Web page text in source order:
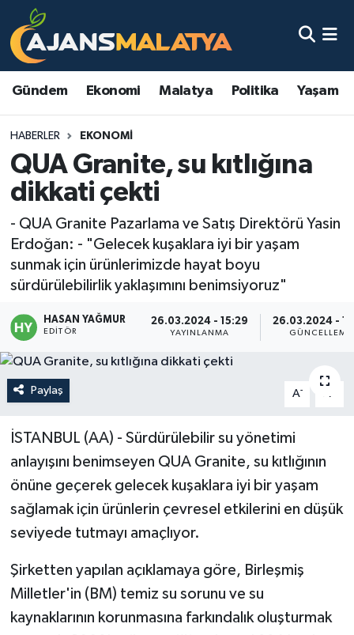
Gündem Ekonomi Malatya Politika Yaşam
HABERLER EKONOMI
QUA Granite, su kıtlığına
dikkati çekti
- QUA Granite Pazarlama ve Satış Direktörü Yasin
Erdoğan: - "Gelecek kuşaklara iyi bir yaşam
sunmak için ürünlerimizde hayat boyu
sürdürülebilirlik yaklaşımını benimsiyoruz"
HASAN YAĞMUR
EDITÖR
26.03.2024 - 15:29
YAYINLANMA
26.03.2024 -
GÜNCELLEME
Paylaş A- A
İSTANBUL (AA) - Sürdürülebilir su yönetimi
anlayışını benimseyen QUA Granite, su kıtlığının
önüne geçerek gelecek kuşaklara iyi bir yaşam
sağlamak için ürünlerin çevresel etkilerini en düşük
seviyede tutmayı amaçlıyor.
Şirketten yapılan açıklamaya göre, Birleşmiş
Milletler'in (BM) temiz su sorunu ve su
kaynaklarının korunmasına farkındalık oluşturmak
Asayiş
Eğitim
Ekonomi
Gündem
Kadın
Politika
Spor
Teknoloji
Malatya Nöbetçi Eczaneler
Malatya Namaz Vakitleri
Malatya Trafik Yoğunluk Haritası
TFF 3.Lig 2.Grup Puan Durumu ve Fikstür
Tüm Manşetler